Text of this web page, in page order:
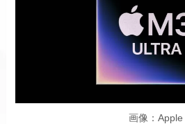
画像：Apple